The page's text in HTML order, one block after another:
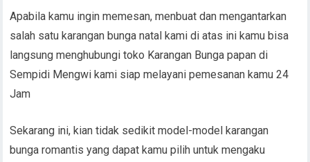
Apabila kamu ingin memesan, menbuat dan mengantarkan
salah satu karangan bunga natal kami di atas ini kamu bisa
langsung menghubungi toko Karangan Bunga papan di
Sempidi Mengwi kami siap melayani pemesanan kamu 24
Jam
Sekarang ini, kian tidak sedikit model-model karangan
bunga romantis yang dapat kamu pilih untuk mengaku